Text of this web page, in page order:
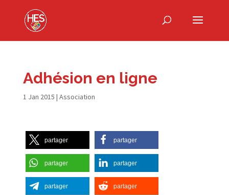
Adhésion en ligne
1 Jan 2015 | Association
partager partager
partager partager
partager partager